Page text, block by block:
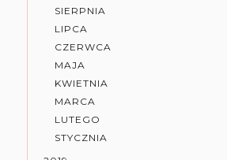
SIERPNIA
LIPCA
CZERWCA
MAJA
KWIETNIA
MARCA
LUTEGO
STYCZNIA